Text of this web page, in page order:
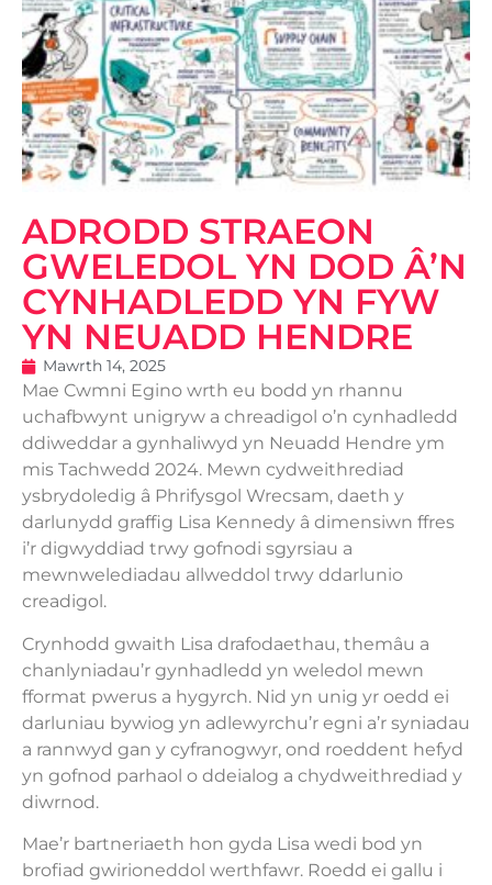
ADRODD STRAEON
GWELEDOL YN DOD Â’N
CYNHADLEDD YN FYW
YN NEUADD HENDRE
Mawrth 14, 2025
Mae Cwmni Egino wrth eu bodd yn rhannu
uchafbwynt unigryw a chreadigol o’n cynhadledd
ddiweddar a gynhaliwyd yn Neuadd Hendre ym
mis Tachwedd 2024. Mewn cydweithrediad
ysbrydoledig â Phrifysgol Wrecsam, daeth y
darlunydd graffig Lisa Kennedy â dimensiwn ffres
i’r digwyddiad trwy gofnodi sgyrsiau a
mewnwelediadau allweddol trwy ddarlunio
creadigol.
Crynhodd gwaith Lisa drafodaethau, themâu a
chanlyniadau’r gynhadledd yn weledol mewn
fformat pwerus a hygyrch. Nid yn unig yr oedd ei
darluniau bywiog yn adlewyrchu’r egni a’r syniadau
a rannwyd gan y cyfranogwyr, ond roeddent hefyd
yn gofnod parhaol o ddeialog a chydweithrediad y
diwrnod.
Mae’r bartneriaeth hon gyda Lisa wedi bod yn
brofiad gwirioneddol werthfawr. Roedd ei gallu i